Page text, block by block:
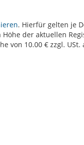
. Hierfür gelten je
der aktuellen
von 10.00 € zzgl. USt.